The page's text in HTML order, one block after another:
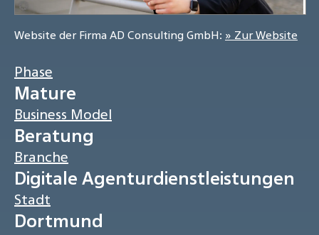
Website der Firma AD Consulting GmbH: » Zur Website
Phase
Mature
Business Model
Beratung
Branche
Digitale Agenturdienstleistungen
Stadt
Dortmund